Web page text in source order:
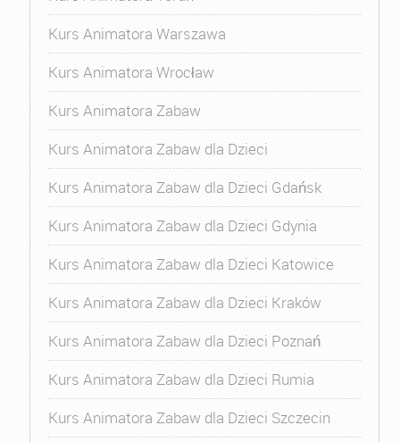
Kurs Animatora Warszawa
Kurs Animatora Wrocław
Kurs Animatora Zabaw
Kurs Animatora Zabaw dla Dzieci
Kurs Animatora Zabaw dla Dzieci Gdańsk
Kurs Animatora Zabaw dla Dzieci Gdynia
Kurs Animatora Zabaw dla Dzieci Katowice
Kurs Animatora Zabaw dla Dzieci Kraków
Kurs Animatora Zabaw dla Dzieci Poznań
Kurs Animatora Zabaw dla Dzieci Rumia
Kurs Animatora Zabaw dla Dzieci Szczecin